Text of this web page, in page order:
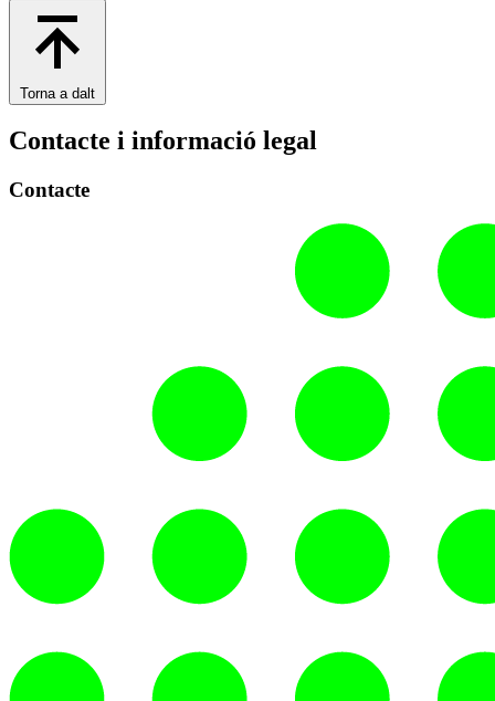
Torna a dalt
Contacte i informació legal
Contacte